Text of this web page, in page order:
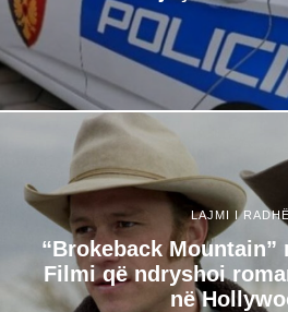
LAJMI I
“Brokeback Mountain”
Filmi që ndryshoi
në